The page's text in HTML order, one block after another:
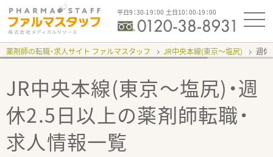
平日9：30-19：00 土日10：00-19：00
薬剤師の転職・求人サイト ファルマスタッフ JR中央本線(東京～塩尻) 週
JR中央本線(東京～塩尻)・週
休2.5日以上の薬剤師転職・
求人情報一覧